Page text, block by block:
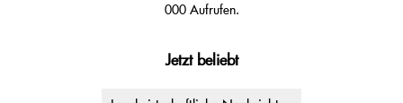
000 Aufrufen.
Jetzt beliebt